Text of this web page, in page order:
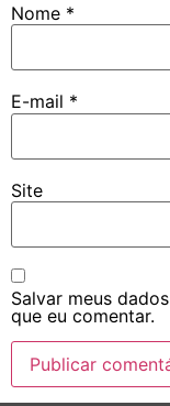
Nome *
E-mail *
Site
Salvar meus
que eu comentar.